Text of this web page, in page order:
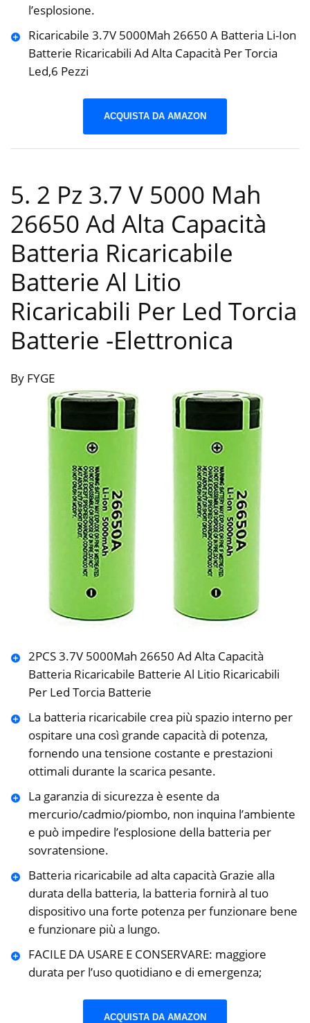
l’esplosione.
Ricaricabile 3.7V 5000Mah 26650 A Batteria Li-Ion
Batterie Ricaricabili Ad Alta Capacità Per Torcia
Led,6 Pezzi
ACQUISTA DA AMAZON
5. 2 Pz 3.7 V 5000 Mah
26650 Ad Alta Capacità
Batteria Ricaricabile
Batterie Al Litio
Ricaricabili Per Led Torcia
Batterie -Elettronica
By FYGE
2PCS 3.7V 5000Mah 26650 Ad Alta Capacità
Batteria Ricaricabile Batterie Al Litio Ricaricabili
Per Led Torcia Batterie
La batteria ricaricabile crea più spazio interno per
ospitare una così grande capacità di potenza,
fornendo una tensione costante e prestazioni
ottimali durante la scarica pesante.
La garanzia di sicurezza è esente da
mercurio/cadmio/piombo, non inquina l’ambiente
e può impedire l’esplosione della batteria per
sovratensione.
Batteria ricaricabile ad alta capacità Grazie alla
durata della batteria, la batteria fornirà al tuo
dispositivo una forte potenza per funzionare bene
e funzionare più a lungo.
FACILE DA USARE E CONSERVARE: maggiore
durata per l’uso quotidiano e di emergenza;
ACQUISTA DA AMAZON